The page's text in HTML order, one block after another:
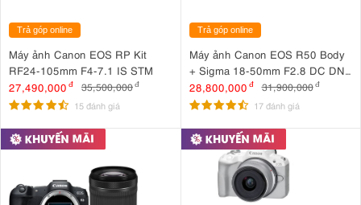
Trả góp online
Máy ảnh Canon EOS RP Kit
RF24-105mm F4-7.1 IS STM
27,490,000 đ 35,500,000đ
15 đánh giá
Trả góp online
Máy ảnh Canon EOS R50 Body
+ Sigma 18-50mm F2.8 DC DN
(C) for Canon RF-S
28,800,000 đ 31,900,000 đ
17 đánh giá